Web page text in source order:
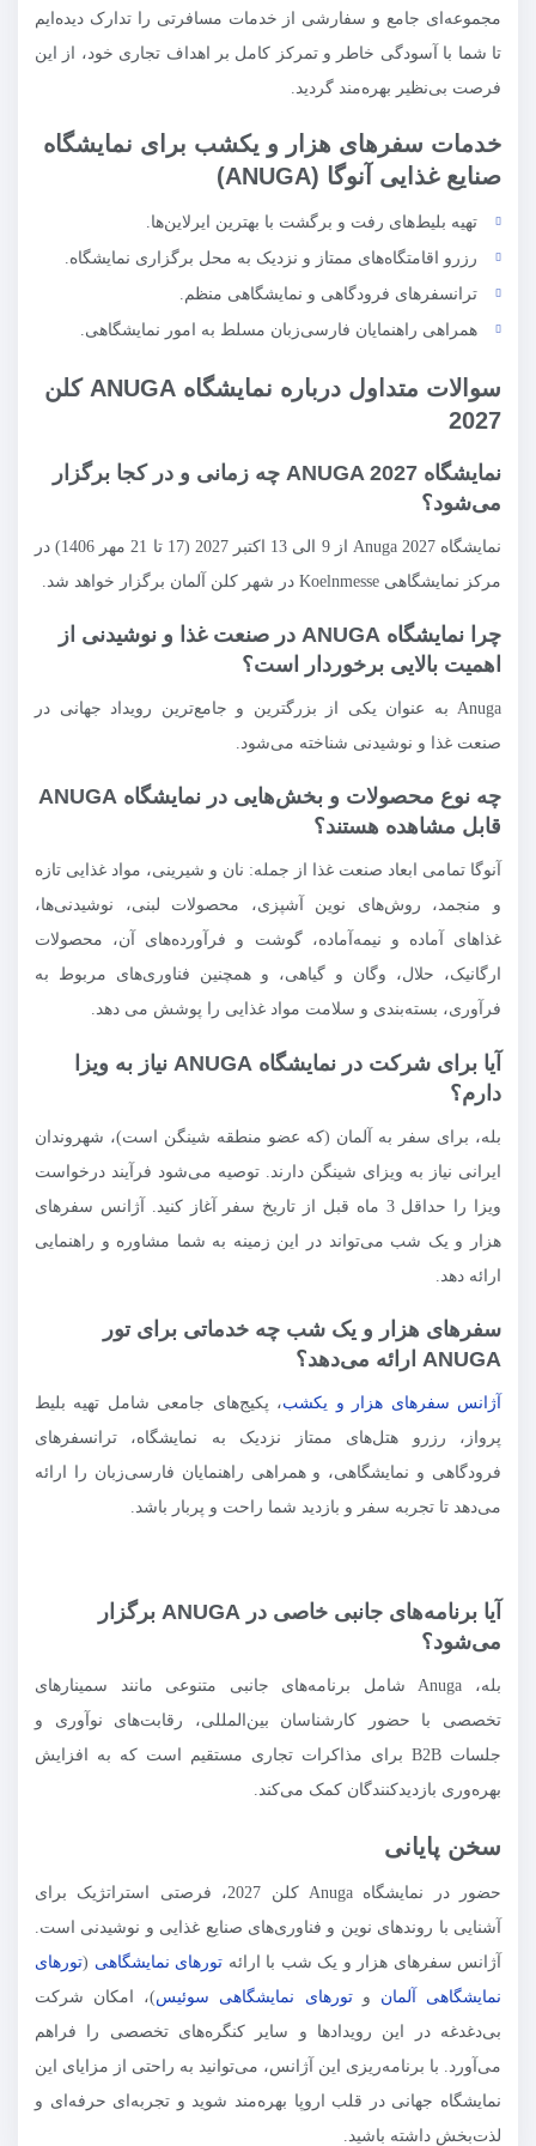
مجموعه‌ای جامع و سفارشی از خدمات مسافرتی را تدارک دیده‌ایم
تا شما با آسودگی خاطر و تمرکز کامل بر اهداف تجاری خود، از این
فرصت بی‌نظیر بهره‌مند گردید.
خدمات سفرهای هزار و یکشب برای نمایشگاه
صنایع غذایی آنوگا (ANUGA)
تهیه بلیط‌های رفت و برگشت با بهترین ایرلاین‌ها.
رزرو اقامتگاه‌های ممتاز و نزدیک به محل برگزاری نمایشگاه.
ترانسفرهای فرودگاهی و نمایشگاهی منظم.
همراهی راهنمایان فارسی‌زبان مسلط به امور نمایشگاهی.
سوالات متداول درباره نمایشگاه ANUGA کلن
2027
نمایشگاه ANUGA 2027 چه زمانی و در کجا برگزار
می‌شود؟
نمایشگاه Anuga 2027 از 9 الی 13 اکتبر 2027 (17 تا 21 مهر 1406) در
مرکز نمایشگاهی Koelnmesse در شهر کلن آلمان برگزار خواهد شد.
چرا نمایشگاه ANUGA در صنعت غذا و نوشیدنی از
اهمیت بالایی برخوردار است؟
Anuga به عنوان یکی از بزرگترین و جامع‌ترین رویداد جهانی در
صنعت غذا و نوشیدنی شناخته می‌شود.
چه نوع محصولات و بخش‌هایی در نمایشگاه ANUGA
قابل مشاهده هستند؟
آنوگا تمامی ابعاد صنعت غذا از جمله: نان و شیرینی، مواد غذایی تازه
و منجمد، روش‌های نوین آشپزی، محصولات لبنی، نوشیدنی‌ها،
غذاهای آماده و نیمه‌آماده، گوشت و فرآورده‌های آن، محصولات
ارگانیک، حلال، وگان و گیاهی، و همچنین فناوری‌های مربوط به
فرآوری، بسته‌بندی و سلامت مواد غذایی را پوشش می دهد.
آیا برای شرکت در نمایشگاه ANUGA نیاز به ویزا
دارم؟
بله، برای سفر به آلمان (که عضو منطقه شینگن است)، شهروندان
ایرانی نیاز به ویزای شینگن دارند. توصیه می‌شود فرآیند درخواست
ویزا را حداقل 3 ماه قبل از تاریخ سفر آغاز کنید. آژانس سفرهای
هزار و یک شب می‌تواند در این زمینه به شما مشاوره و راهنمایی
ارائه دهد.
سفرهای هزار و یک شب چه خدماتی برای تور
ANUGA ارائه می‌دهد؟
آژانس سفرهای هزار و یکشب، پکیج‌های جامعی شامل تهیه بلیط
پرواز، رزرو هتل‌های ممتاز نزدیک به نمایشگاه، ترانسفرهای
فرودگاهی و نمایشگاهی، و همراهی راهنمایان فارسی‌زبان را ارائه
می‌دهد تا تجربه سفر و بازدید شما راحت و پربار باشد.
آیا برنامه‌های جانبی خاصی در ANUGA برگزار
می‌شود؟
بله، Anuga شامل برنامه‌های جانبی متنوعی مانند سمینارهای
تخصصی با حضور کارشناسان بین‌المللی، رقابت‌های نوآوری و
جلسات B2B برای مذاکرات تجاری مستقیم است که به افزایش
بهره‌وری بازدیدکنندگان کمک می‌کند.
سخن پایانی
حضور در نمایشگاه Anuga کلن 2027، فرصتی استراتژیک برای
آشنایی با روندهای نوین و فناوری‌های صنایع غذایی و نوشیدنی است.
آژانس سفرهای هزار و یک شب با ارائه تورهای نمایشگاهی (تورهای
نمایشگاهی آلمان وتورهای نمایشگاهی سوئیس)، امکان شرکت
بی‌دغدغه در این رویدادها و سایر کنگره‌های تخصصی را فراهم
می‌آورد. با برنامه‌ریزی این آژانس، می‌توانید به راحتی از مزایای این
نمایشگاه جهانی در قلب اروپا بهره‌مند شوید و تجربه‌ای حرفه‌ای و
لذت‌بخش داشته باشید.